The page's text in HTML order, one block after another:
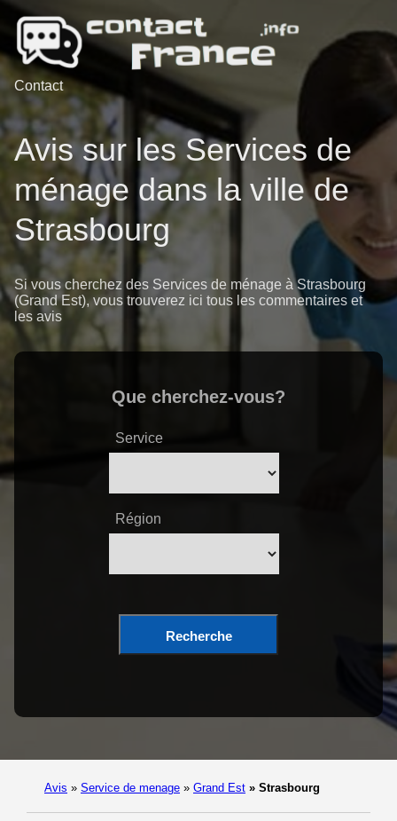
Contact
Avis sur les Services de
ménage dans la ville de
Strasbourg
Si vous cherchez des Services de ménage à Strasbourg
(Grand Est), vous trouverez ici tous les commentaires et
les avis
Que cherchez-vous?
Service
Région
Recherche
Avis » Service de menage » Grand Est » Strasbourg